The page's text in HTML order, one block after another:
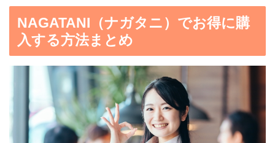
NAGATANI（ナガタニ）でお得に購
入する方法まとめ